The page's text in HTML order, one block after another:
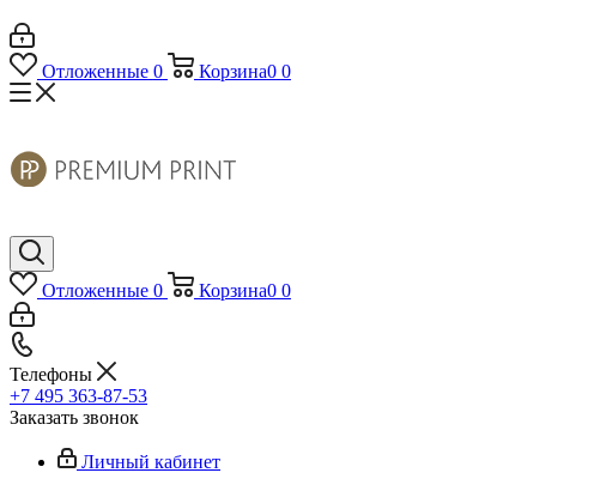
Отложенные 0 Корзина0 0
Отложенные 0 Корзина0 0
Телефоны
+7 495 363-87-53
Заказать звонок
Личный кабинет